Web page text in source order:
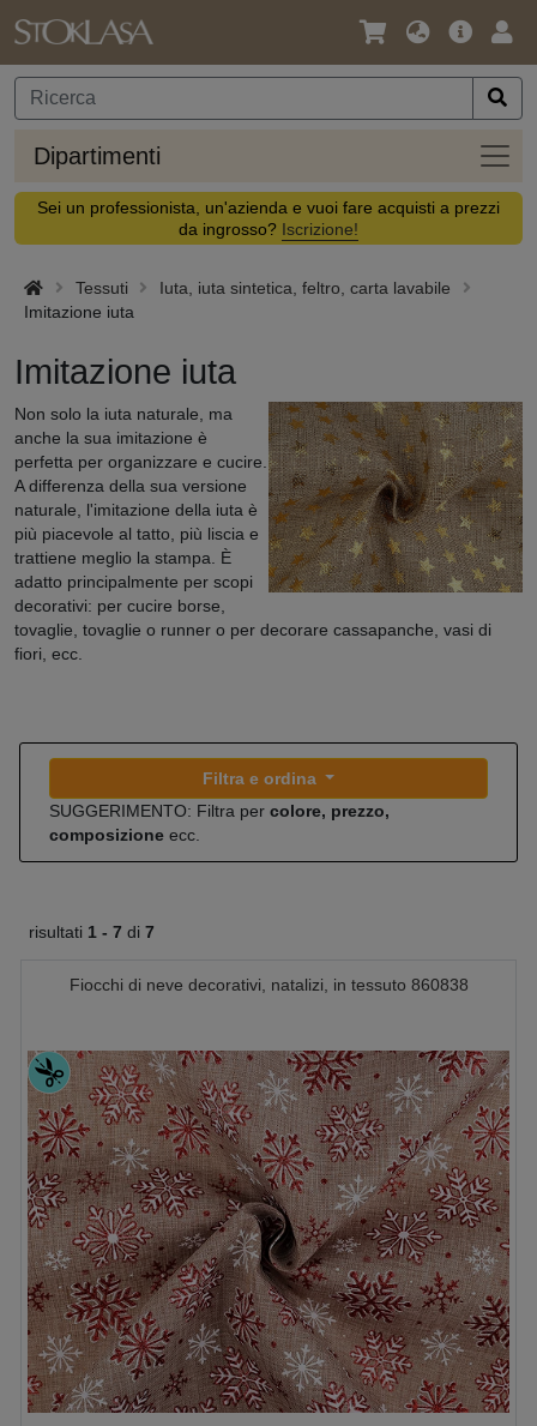
Lingua
Valuta
Offerta
Dipartimenti
Sei un professionista, un'azienda e vuoi fare acquisti a prezzi
da ingrosso? Iscrizione!
Tessuti
Iuta, iuta sintetica, feltro, carta lavabile
Imitazione iuta
Imitazione iuta
Non solo la iuta naturale, ma
anche la sua imitazione è
perfetta per organizzare e cucire.
A differenza della sua versione
naturale, l'imitazione della iuta è
più piacevole al tatto, più liscia e
trattiene meglio la stampa. È
adatto principalmente per scopi
decorativi: per cucire borse,
tovaglie, tovaglie o runner o per decorare cassapanche, vasi di
fiori, ecc.
Filtra e ordina
SUGGERIMENTO: Filtra per colore, prezzo,
composizione ecc.
risultati 1 - 7 di 7
Fiocchi di neve decorativi, natalizi, in tessuto 860838